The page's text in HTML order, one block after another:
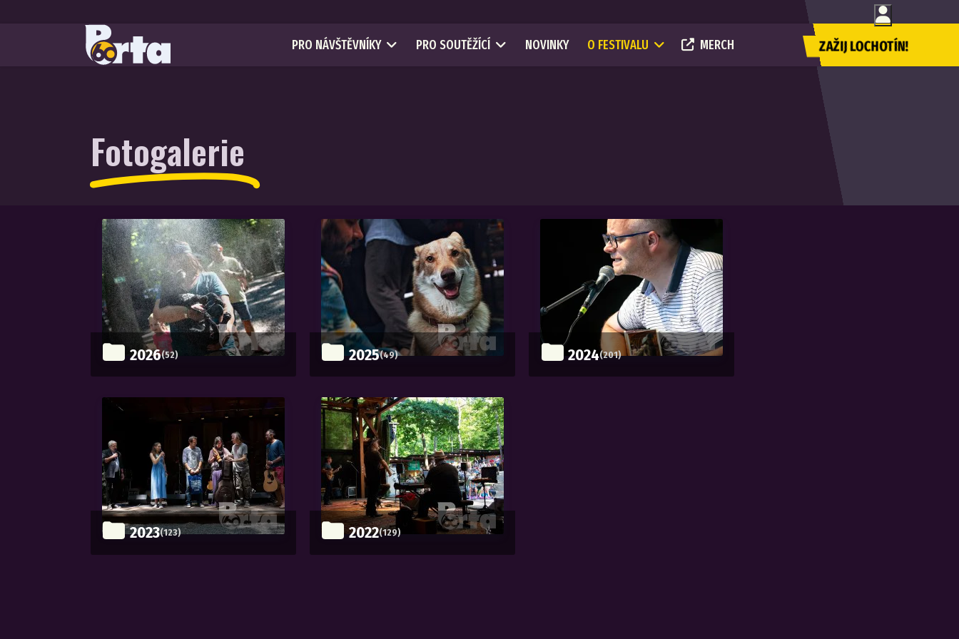
PRO NÁVŠTĚVNÍKY PRO SOUTĚŽÍCÍ NOVINKY O FESTIVALU MERCH ZAŽIJ LOCHOTÍN!
Fotogalerie
2026(52) 2025(49) 2024(201)
2023(123) 2022(129)